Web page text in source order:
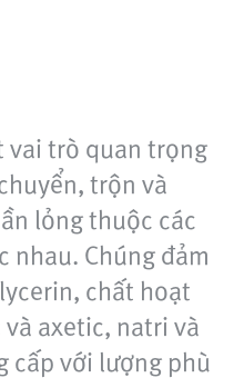
vai trò quan trọng
trộn và
lỏng thuộc các
nhau. Chúng đảm
chất hoạt
axetic, natri và
cấp với lượng phù